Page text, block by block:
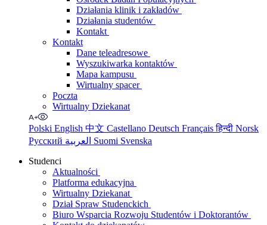
Działania klinik i zakładów
Działania studentów
Kontakt
Kontakt
Dane teleadresowe
Wyszukiwarka kontaktów
Mapa kampusu
Wirtualny spacer
Poczta
Wirtualny Dziekanat
Polski English 中文 Castellano Deutsch Françaisहिन्दी Norsk
Русский
Suomi Svenska
Studenci
Aktualności
Platforma edukacyjna
Wirtualny Dziekanat
Dział Spraw Studenckich
Biuro Wsparcia Rozwoju Studentów i Doktorantów